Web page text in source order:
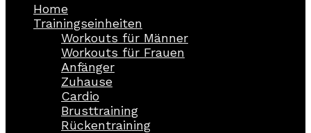
Home
Trainingseinheiten
Workouts für Männer
Workouts für Frauen
Anfänger
Zuhause
Cardio
Brusttraining
Rückentraining